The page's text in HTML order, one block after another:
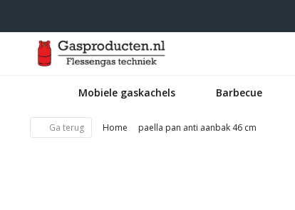
Mobiele gaskachels Barbecue
Ga terug Home paella pan anti aanbak 46 cm